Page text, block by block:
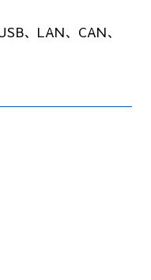
、LAN、CAN、